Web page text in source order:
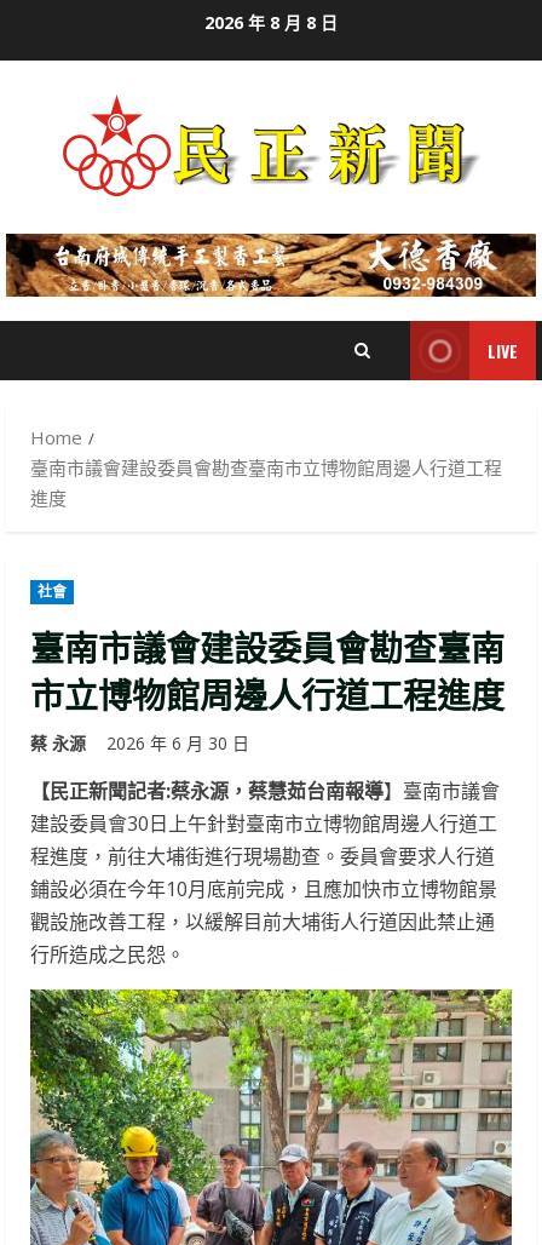
2026 年 8 月 8 日
LIVE
Home
臺南市議會建設委員會勘查臺南市立博物館周邊人行道工程
進度
社會
臺南市議會建設委員會勘查臺南
市立博物館周邊人行道工程進度
蔡 永源 2026 年 6 月 30 日
【民正新聞記者:蔡永源，蔡慧茹台南報導】臺南市議會
建設委員會30日上午針對臺南市立博物館周邊人行道工
程進度，前往大埔街進行現場勘查。委員會要求人行道
鋪設必須在今年10月底前完成，且應加快市立博物館景
觀設施改善工程，以緩解目前大埔街人行道因此禁止通
行所造成之民怨。